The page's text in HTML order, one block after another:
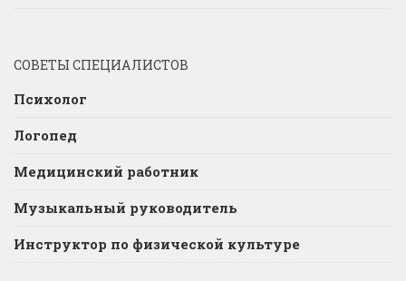
СОВЕТЫ СПЕЦИАЛИСТОВ
Психолог
Логопед
Медицинский работник
Музыкальный руководитель
Инструктор по физической культуре